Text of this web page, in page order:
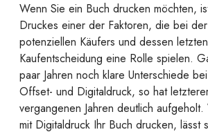
Wenn Sie ein Buch drucken möchten,
Druckes einer der Faktoren, die bei
potenziellen Käufers und dessen
Kaufentscheidung eine Rolle spielen.
paar Jahren noch klare Unterschiede
Offset- und Digitaldruck, so hat
vergangenen Jahren deutlich
mit Digitaldruck Ihr Buch drucken, lässt